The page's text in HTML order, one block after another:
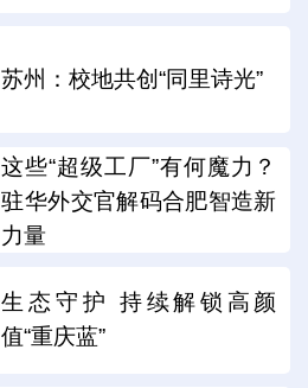
苏州：校地共创“同里诗光”
这些“超级工厂”有何魔力？
驻华外交官解码合肥智造新
力量
生态守护 持续解锁高颜
值“重庆蓝”